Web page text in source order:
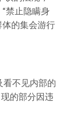
禁止隐瞒身
的集会游行
看不见内部的
的部分因违